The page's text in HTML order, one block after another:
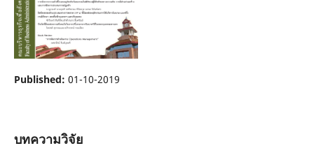
Published: 01-10-2019
บทความวิจัย